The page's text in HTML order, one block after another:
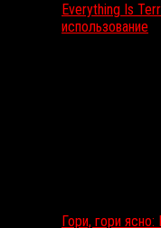
Everything Is
использование
Гори, гори